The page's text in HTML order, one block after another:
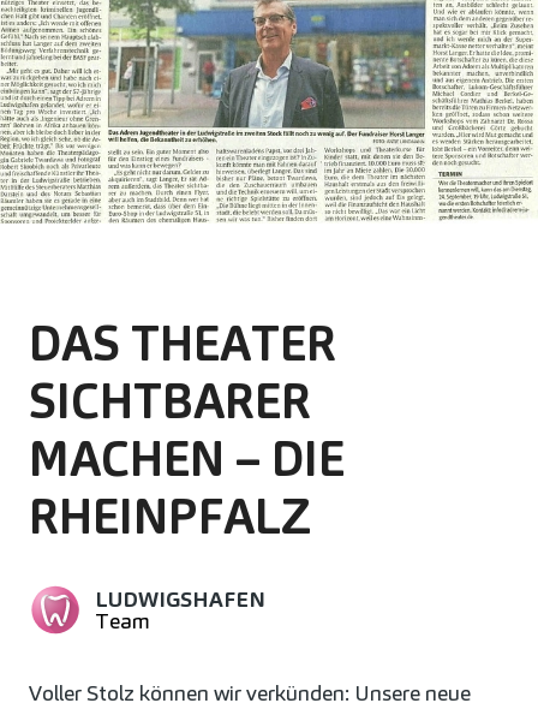
DAS THEATER
SICHTBARER
MACHEN – DIE
RHEINPFALZ
LUDWIGSHAFEN
Team
Voller Stolz können wir verkünden: Unsere neue